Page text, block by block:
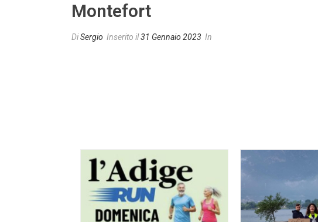
Montefort
DiSergio Inserito il31 Gennaio 2023 In